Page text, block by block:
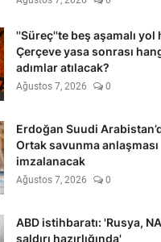
''Süreç''te beş aşamalı yol
Çerçeve yasa sonrası
adımlar atılacak?
Ağustos 7, 2026 0
Erdoğan Suudi
Ortak savunma anlaşması
imzalanacak
Ağustos 7, 2026 0
ABD istihbaratı: 'Rusya,
saldırı hazırlığında'